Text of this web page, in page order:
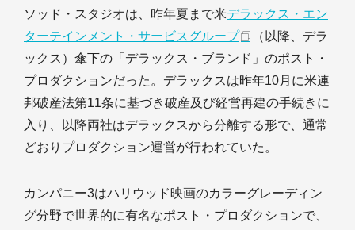
ソッド・スタジオは、昨年夏まで米デラックス・エン
ターテインメント・サービスグループ
（以降、デラ
ックス）傘下の「デラックス・ブランド」のポスト・
プロダクションだった。デラックスは昨年10月に米連
邦破産法第11条に基づき破産及び経営再建の手続きに
入り、以降両社はデラックスから分離する形で、通常
どおりプロダクション運営が行われていた。
カンパニー3はハリウッド映画のカラーグレーディン
グ分野で世界的に有名なポスト・プロダクションで、